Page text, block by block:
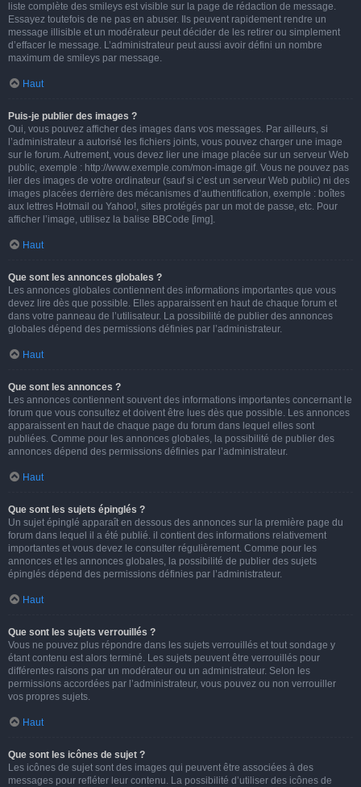
liste complète des smileys est visible sur la page de rédaction de message.
Essayez toutefois de ne pas en abuser. Ils peuvent rapidement rendre un
message illisible et un modérateur peut décider de les retirer ou simplement
d’effacer le message. L’administrateur peut aussi avoir défini un nombre
maximum de smileys par message.
Haut
Puis-je publier des images ?
Oui, vous pouvez afficher des images dans vos messages. Par ailleurs, si
l’administrateur a autorisé les fichiers joints, vous pouvez charger une image
sur le forum. Autrement, vous devez lier une image placée sur un serveur Web
public, exemple : http://www.exemple.com/mon-image.gif. Vous ne pouvez pas
lier des images de votre ordinateur (sauf si c’est un serveur Web public) ni des
images placées derrière des mécanismes d’authentification, exemple : boîtes
aux lettres Hotmail ou Yahoo!, sites protégés par un mot de passe, etc. Pour
afficher l’image, utilisez la balise BBCode [img].
Haut
Que sont les annonces globales ?
Les annonces globales contiennent des informations importantes que vous
devez lire dès que possible. Elles apparaissent en haut de chaque forum et
dans votre panneau de l’utilisateur. La possibilité de publier des annonces
globales dépend des permissions définies par l’administrateur.
Haut
Que sont les annonces ?
Les annonces contiennent souvent des informations importantes concernant le
forum que vous consultez et doivent être lues dès que possible. Les annonces
apparaissent en haut de chaque page du forum dans lequel elles sont
publiées. Comme pour les annonces globales, la possibilité de publier des
annonces dépend des permissions définies par l’administrateur.
Haut
Que sont les sujets épinglés ?
Un sujet épinglé apparaît en dessous des annonces sur la première page du
forum dans lequel il a été publié. il contient des informations relativement
importantes et vous devez le consulter régulièrement. Comme pour les
annonces et les annonces globales, la possibilité de publier des sujets
épinglés dépend des permissions définies par l’administrateur.
Haut
Que sont les sujets verrouillés ?
Vous ne pouvez plus répondre dans les sujets verrouillés et tout sondage y
étant contenu est alors terminé. Les sujets peuvent être verrouillés pour
différentes raisons par un modérateur ou un administrateur. Selon les
permissions accordées par l’administrateur, vous pouvez ou non verrouiller
vos propres sujets.
Haut
Que sont les icônes de sujet ?
Les icônes de sujet sont des images qui peuvent être associées à des
messages pour refléter leur contenu. La possibilité d’utiliser des icônes de